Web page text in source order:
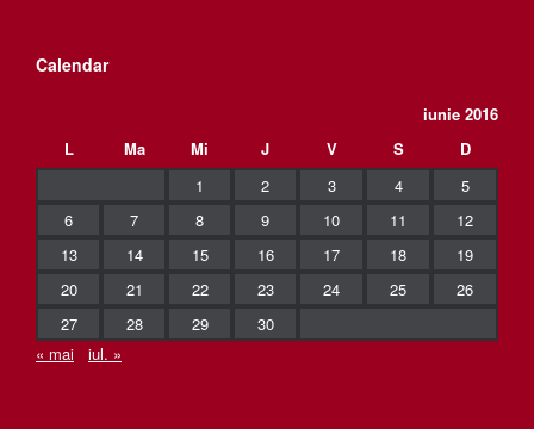
Calendar
iunie 2016
L
Ma Mi J V S
D
1
2 3 4
5
6
7 8 9 10 11
12
13
14 15 16 17 18
19
20
21 22 23 24 25
26
27
28 29
30
« mai
iul. »